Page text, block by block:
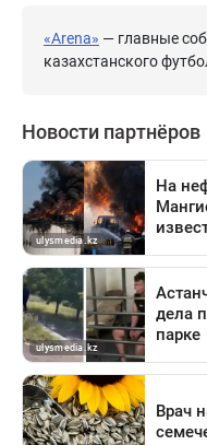
«Arena» — главные
казахстанского